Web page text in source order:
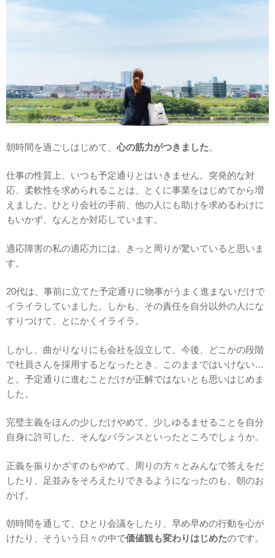
朝時間を過ごしはじめて、 心の筋力がつきました。
仕事の性質上、いつも予定通りとはいきません。突発的な対
応、柔軟性を求められることは、とくに事業をはじめてから増
えました。ひとり会社の手前、他の人にも助けを求めるわけに
もいかず、なんとか対応しています。
適応障害の私の適応力には、きっと周りが驚いていると思いま
す。
20代は、事前に立てた予定通りに物事がうまく進まないだけで
イライラしていました。しかも、その責任を自分以外の人にな
すりつけて、とにかくイライラ。
しかし、曲がりなりにも会社を設立して、今後、どこかの段階
で社員さんを採用するとなったとき、このままではいけない…
と。予定通りに進むことだけが正解ではないとも思いはじめま
した。
完璧主義をほんの少しだけやめて、少しゆるませることを自分
自身に許可した、そんなバランスといったところでしょうか。
正義を振りかざすのもやめて、周りの方々とみんなで答えをだ
したり、足並みをそろえたりできるようになったのも、朝のお
かげ。
朝時間を通して、ひとり会議をしたり、早め早めの行動を心が
けたり、そういう日々の中で価値観も変わりはじめたのです。